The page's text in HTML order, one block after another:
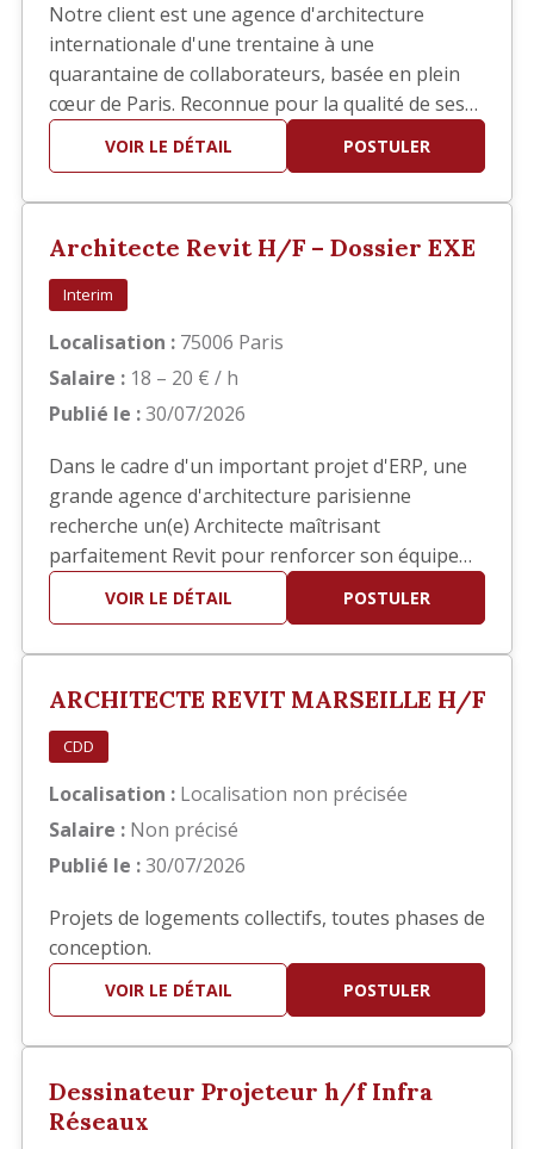
Notre client est une agence d'architecture
internationale d'une trentaine à une
quarantaine de collaborateurs, basée en plein
cœur de Paris. Reconnue pour la qualité de ses
réalisations, elle développe des projets
d'architecture haut de gamme en France et à
Architecte confirmé(e) pour interv…
VOIR LE DÉTAIL POSTULER
Architecte Revit H/F – Dossier EXE
Interim
Localisation : 75006 Paris
Salaire : 18 – 20 € / h
Publié le :30/07/2026
Dans le cadre d'un important projet d'ERP, une
grande agence d'architecture parisienne
recherche un(e) Architecte maîtrisant
parfaitement Revit pour renforcer son équipe
en phase EXE. Vos missions Vous interviendrez
principalement sur la réalisation des documents
repérage. Production et mis…
VOIR LE DÉTAIL POSTULER
ARCHITECTE REVIT MARSEILLE H/F
CDD
Localisation : Localisation non précisée
Salaire : Non précisé
Publié le :30/07/2026
Projets de logements collectifs, toutes phases de
conception.
VOIR LE DÉTAIL POSTULER
Dessinateur Projeteur h/f Infra
Réseaux